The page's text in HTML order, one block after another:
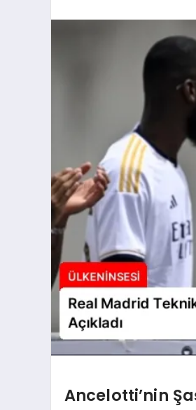
Ancelotti’nin